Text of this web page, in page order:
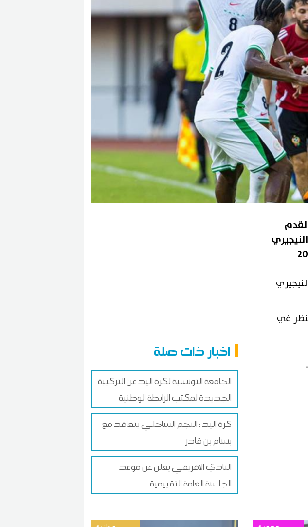
اخبار ذات صلة
الجامعة التونسية لكرة اليد عن التركيبة
الجديدة لمكتب الرابطة الوطنية
كرة اليد : النجم الساحلي يتعاقد مع
بسام بن قادر
النادي الافريقي يعلن عن موعد
الجلسة العامة التقييمية
والنيجيري
في